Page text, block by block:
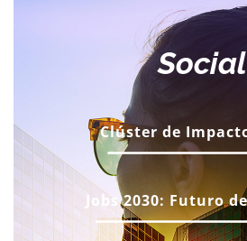
Social
Clúster de
Jobs 2030: Futuro